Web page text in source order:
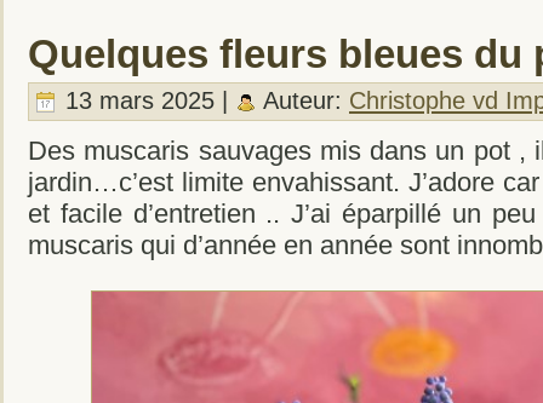
Quelques fleurs bleues du
13 mars 2025 | Auteur: Christophe vd
Des muscaris sauvages mis dans un pot ,
jardin…c’est limite envahissant. J’adore
et facile d’entretien .. J’ai éparpillé un
muscaris qui d’année en année sont